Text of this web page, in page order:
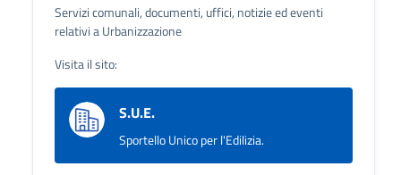
Servizi comunali, documenti, uffici, notizie ed eventi
relativi a Urbanizzazione
Visita il sito:
S.U.E.
Sportello Unico per l'Edilizia.